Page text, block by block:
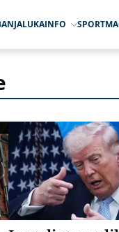
INFO SPORT